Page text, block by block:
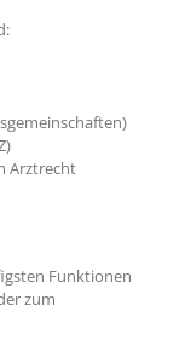
Arztrecht
Funktionen
zum